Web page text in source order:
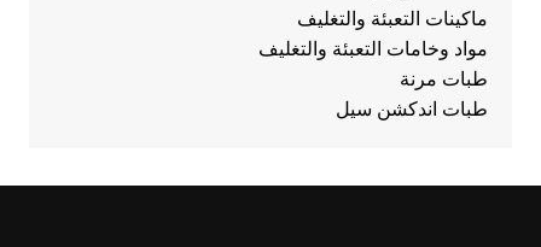
ماكينات التعبئة والتغليف
مواد وخامات التعبئة والتغليف
طبات مرنة
طبات اندكشن سيل